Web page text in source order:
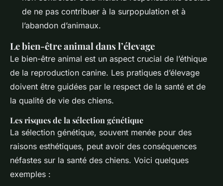
de ne pas contribuer à la surpopulation et à
l’abandon d’animaux.
Le bien-être animal dans l’élevage
Le bien-être animal est un aspect crucial de l’éthique
de la reproduction canine. Les pratiques d’élevage
doivent être guidées par le respect de la santé et de
la qualité de vie des chiens.
Les risques de la sélection génétique
La sélection génétique, souvent menée pour des
raisons esthétiques, peut avoir des conséquences
néfastes sur la santé des chiens. Voici quelques
exemples :